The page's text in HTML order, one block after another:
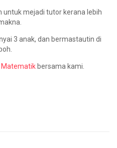
mejadi tutor kerana lebih
3 anak, dan bermastautin di
Matematik bersama kami.